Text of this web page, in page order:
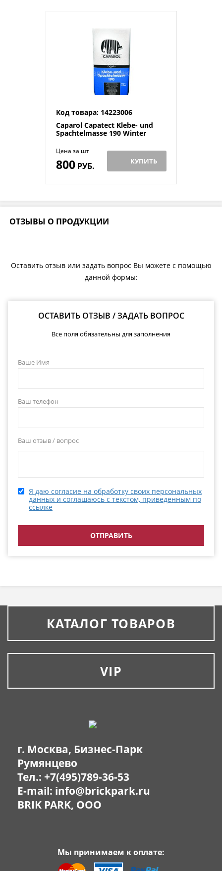
Код товара: 14223006
Caparol Capatect Klebe- und
Spachtelmasse 190 Winter
Цена за шт
800РУБ. КУПИТЬ
ОТЗЫВЫ О ПРОДУКЦИИ
Оставить отзыв или задать вопрос Вы можете с помощью
данной формы:
ОСТАВИТЬ ОТЗЫВ / ЗАДАТЬ ВОПРОС
Все поля обязательны для заполнения
Ваше Имя
Ваш телефон
Ваш отзыв / вопрос
Я даю согласие на обработку своих персональных
данных и соглашаюсь с текстом, приведенным по
ссылке
КАТАЛОГ ТОВАРОВ
VIP
г. Москва, Бизнес-Парк
Румянцево
Тел.: +7(495)789-36-53
E-mail: info@brickpark.ru
BRIK PARK, OOO
Мы принимаем к оплате: